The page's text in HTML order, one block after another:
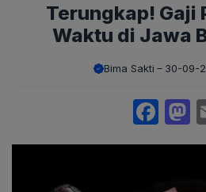
Terungkap! Gaji
Waktu di Jawa
Bima Sakti 30-09-